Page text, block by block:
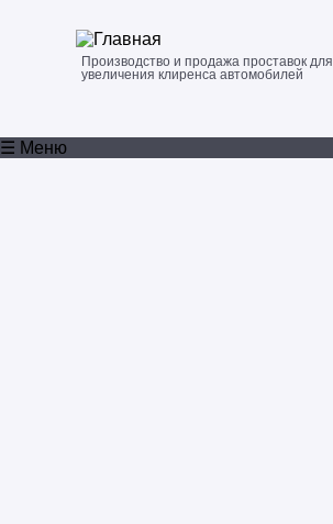
Производство и продажа проставок для
увеличения клиренса автомобилей
☰ Меню